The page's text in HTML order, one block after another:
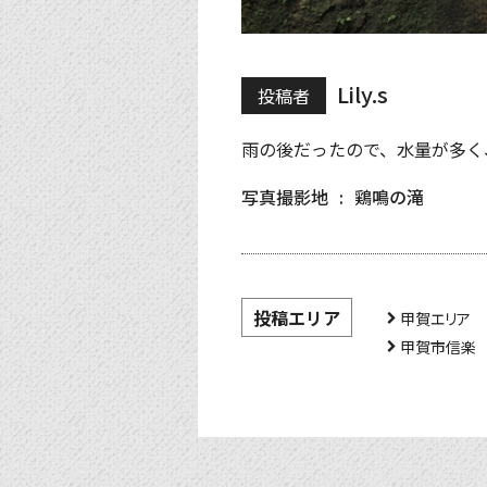
投稿者 Lily.s
雨の後だったので、水量が多
写真撮影地
鶏鳴の滝
投稿エリア
甲賀エリア
甲賀市信楽